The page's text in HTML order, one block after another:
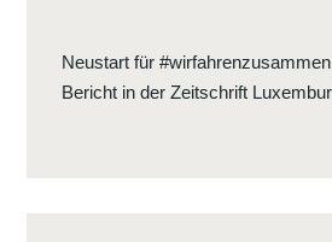
Neustart für #wirfahrenzusammen
Bericht in der Zeitschrift